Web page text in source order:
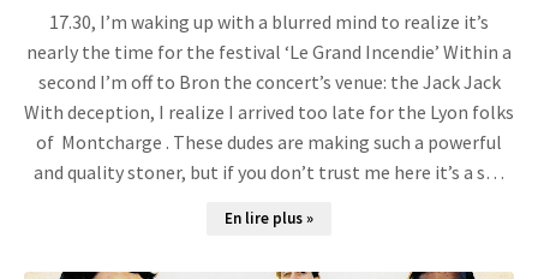
17.30, I’m waking up with a blurred mind to realize it’s
nearly the time for the festival ‘Le Grand Incendie’ Within a
second I’m off to Bron the concert’s venue: the Jack Jack
With deception, I realize I arrived too late for the Lyon folks
of Montcharge . These dudes are making such a powerful
and quality stoner, but if you don’t trust me here it’s a s…
En lire plus »